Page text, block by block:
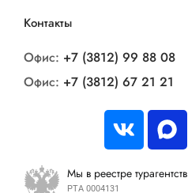
Контакты
Офис: +7 (3812) 99 88 08
Офис: +7 (3812) 67 21 21
Мы в реестре турагентств
РТА 0004131